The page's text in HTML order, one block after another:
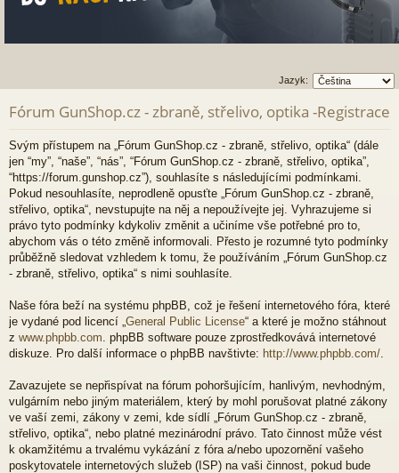
Jazyk:
Fórum GunShop.cz - zbraně, střelivo, optika -Registrace
Svým přístupem na „Fórum GunShop.cz - zbraně, střelivo, optika“ (dále
jen “my”, “naše”, “nás”, “Fórum GunShop.cz - zbraně, střelivo, optika”,
“https://forum.gunshop.cz”), souhlasíte s následujícími podmínkami.
Pokud nesouhlasíte, neprodleně opusťte „Fórum GunShop.cz - zbraně,
střelivo, optika“, nevstupujte na něj a nepoužívejte jej. Vyhrazujeme si
právo tyto podmínky kdykoliv změnit a učiníme vše potřebné pro to,
abychom vás o této změně informovali. Přesto je rozumné tyto podmínky
průběžně sledovat vzhledem k tomu, že používáním „Fórum GunShop.cz
- zbraně, střelivo, optika“ s nimi souhlasíte.
Naše fóra beží na systému phpBB, což je řešení internetového fóra, které
je vydané pod licencí „ General Public License“ a které je možno stáhnout
z www.phpbb.com . phpBB software pouze zprostředkovává internetové
diskuze. Pro další informace o phpBB navštivte: http://www.phpbb.com/
Zavazujete se nepřispívat na fórum pohoršujícím, hanlivým, nevhodným,
vulgárním nebo jiným materiálem, který by mohl porušovat platné zákony
ve vaší zemi, zákony v zemi, kde sídlí „Fórum GunShop.cz - zbraně,
střelivo, optika“, nebo platné mezinárodní právo. Tato činnost může vést
k okamžitému a trvalému vykázání z fóra a/nebo upozornění vašeho
poskytovatele internetových služeb (ISP) na vaši činnost, pokud bude